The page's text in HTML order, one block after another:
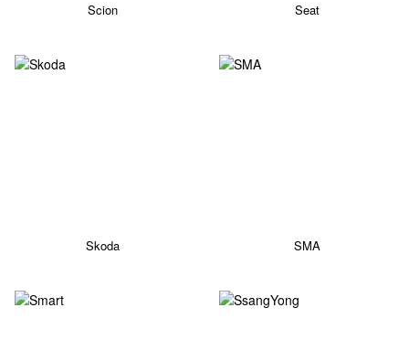
Scion Seat
Skoda SMA